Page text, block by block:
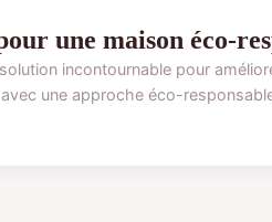
une maison éco-
incontournable pour
une approche éco-